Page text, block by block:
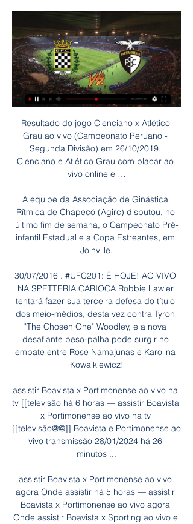
Resultado do jogo Cienciano x Atlético
Grau ao vivo (Campeonato Peruano -
Segunda Divisão) em 26/10/2019.
Cienciano e Atlético Grau com placar ao
vivo online e …
A equipe da Associação de Ginástica
Rítmica de Chapecó (Agirc) disputou, no
último fim de semana, o Campeonato Pré-
infantil Estadual e a Copa Estreantes, em
Joinville.
30/07/2016 . #UFC201: É HOJE! AO VIVO
NA SPETTERIA CARIOCA Robbie Lawler
tentará fazer sua terceira defesa do título
dos meio-médios, desta vez contra Tyron
"The Chosen One" Woodley, e a nova
desafiante peso-palha pode surgir no
embate entre Rose Namajunas e Karolina
Kowalkiewicz!
assistir Boavista x Portimonense ao vivo na
tv [[televisão há 6 horas — assistir Boavista
x Portimonense ao vivo na tv
[[televisão@@]] Boavista e Portimonense ao
vivo transmissão 28/01/2024 há 26
minutos ...
assistir Boavista x Portimonense ao vivo
agora Onde assistir há 5 horas — assistir
Boavista x Portimonense ao vivo agora
Onde assistir Boavista x Sporting ao vivo e